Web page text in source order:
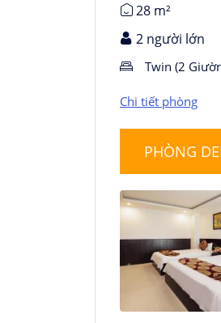
28 m²
2 người lớn
Twin (2
Chi tiết phòng
PHÒNG
Chi tiết phòng